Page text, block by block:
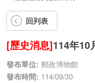
回列表
[歷史消息]114年10
發布單位: 郵政博物館
發布時間: 114/09/30